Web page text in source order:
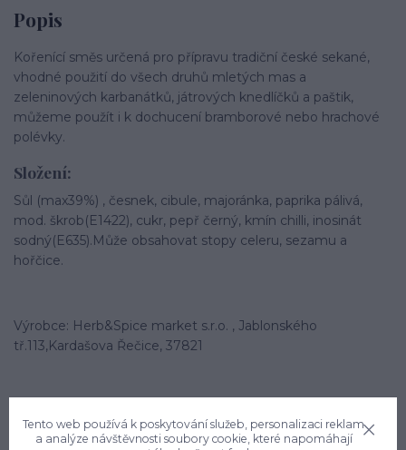
Popis
Kořenící směs určená pro přípravu tradiční české sekané,
vhodné použití do všech druhů mletých mas a
zeleninových karbanátků, játrových knedlíčků a paštik,
můžeme použít i k dochucení bramborové nebo hrachové
polévky.
Složení:
Sůl (max39%) , česnek, cibule, majoránka, paprika pálivá,
mod. škrob(E1422), cukr, pepř černý, kmín chilli, inosinát
sodný(E635).Může obsahovat stopy celeru, sezamu a
hořčice.
Výrobce: Herb&Spice market s.r.o. , Jablonského
tř.113,Kardašova Řečice, 37821
Tento web používá k poskytování služeb, personalizaci reklam
a analýze návštěvnosti soubory cookie, které napomáhají